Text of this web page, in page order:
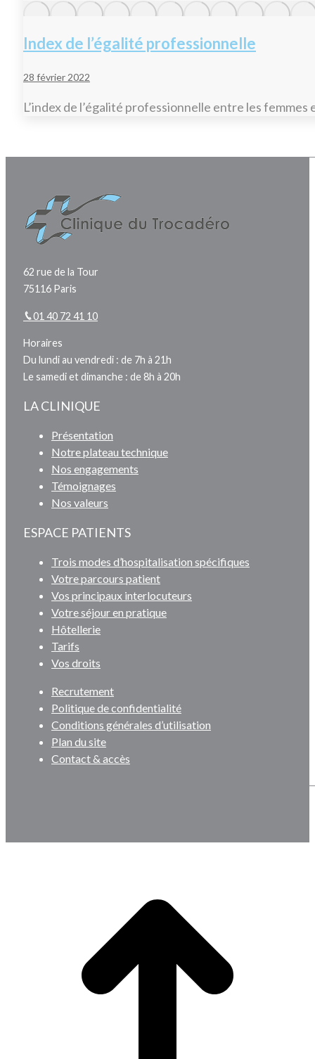
Index de l’égalité professionnelle
28 février 2022
L’index de l’égalité professionnelle entre les femmes
62 rue de la Tour
75116 Paris
01 40 72 41 10
Horaires
Du lundi au vendredi : de 7h à 21h
Le samedi et dimanche : de 8h à 20h
LA CLINIQUE
Présentation
Notre plateau technique
Nos engagements
Témoignages
Nos valeurs
ESPACE PATIENTS
Trois modes d’hospitalisation spécifiques
Votre parcours patient
Vos principaux interlocuteurs
Votre séjour en pratique
Hôtellerie
Tarifs
Vos droits
Recrutement
Politique de confidentialité
Conditions générales d’utilisation
Plan du site
Contact & accès